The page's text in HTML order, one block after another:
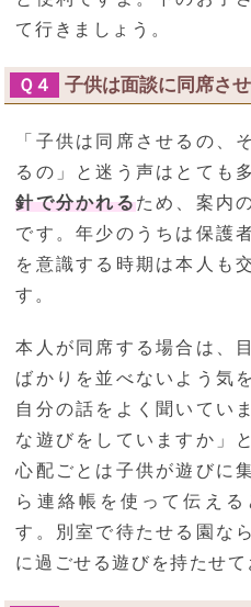
て行きましょう。
Ｑ４ 子供は面談に同席さ
「子供は同席させるの、
るの」と迷う声はとても
針で分かれるため、案内
です。年少のうちは保護
を意識する時期は本人も
す。
本人が同席する場合は、
ばかりを並べないよう気
自分の話をよく聞いてい
な遊びをしていますか」
心配ごとは子供が遊びに
ら連絡帳を使って伝え
す。別室で待たせる園な
に過ごせる遊びを持たせて